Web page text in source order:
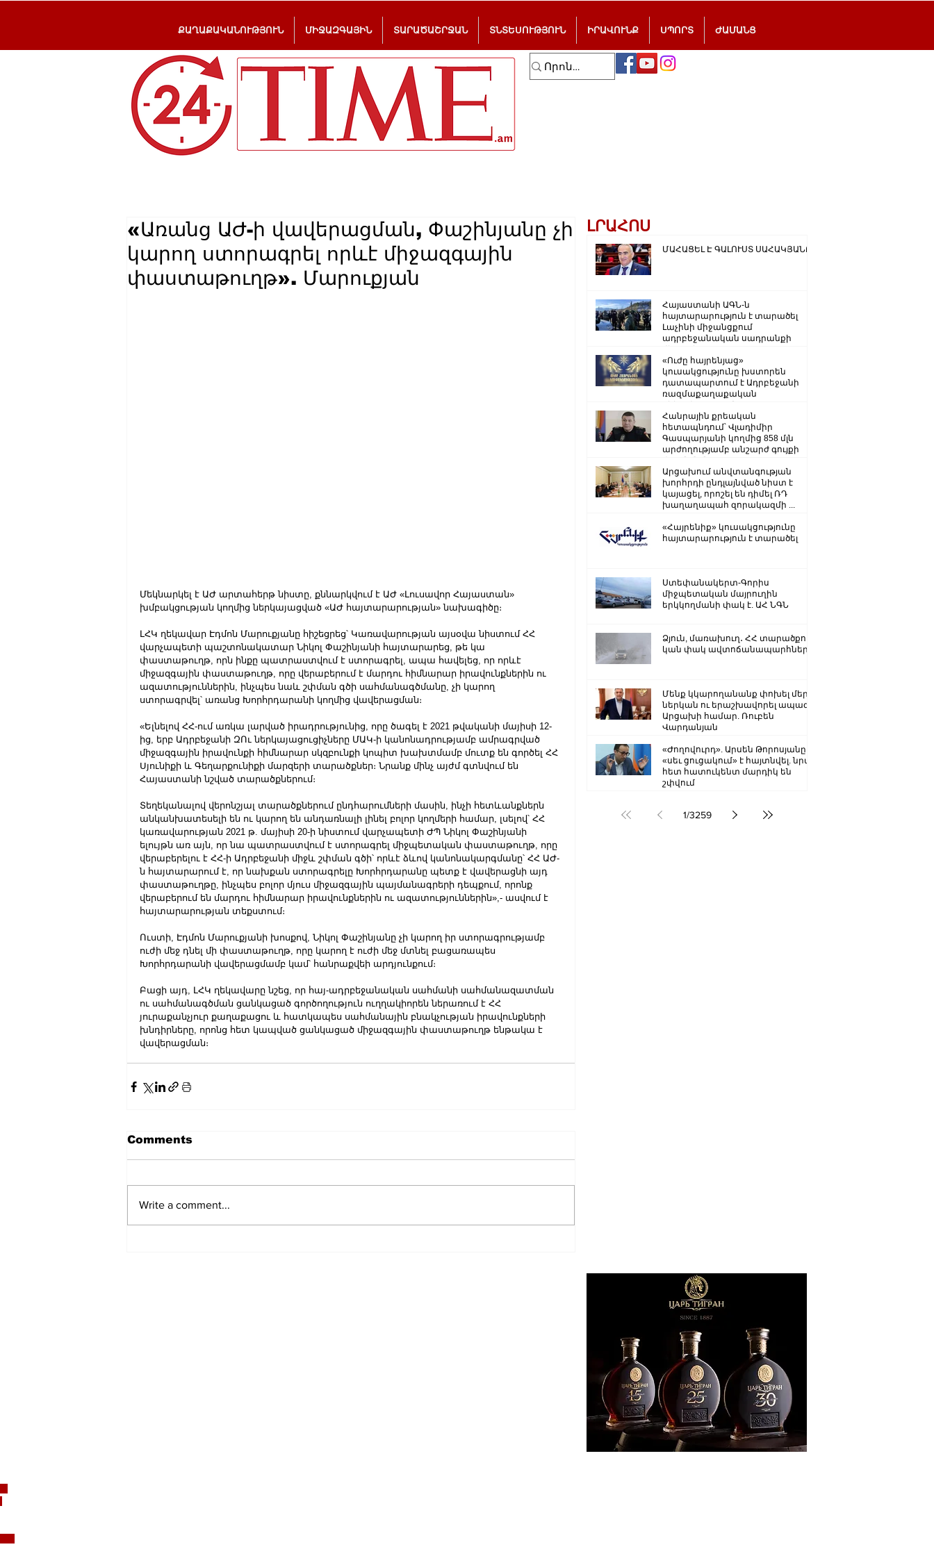
ՔԱՂԱՔԱԿԱՆՈՒԹՅՈՒՆ ՄԻՋԱԶԳԱՅԻՆ ՏԱՐԱԾԱՇՐՋԱՆ ՏՆՏԵՍՈՒԹՅՈՒՆ ԻՐԱՎՈՒՆՔ ՍՊՈՐՏ ԺԱՄԱՆՑ
«Առանց ԱԺ-ի վավերացման, Փաշինյանը չի
կարող ստորագրել որևէ միջազգային
փաստաթուղթ». Մարուքյան
Մեկնարկել է ԱԺ արտահերթ նիստը, քննարկվում է ԱԺ «Լուսավոր Հայաստան»
խմբակցության կողմից ներկայացված «ԱԺ հայտարարության» նախագիծը։
ԼՀԿ ղեկավար Էդմոն Մարուքյանը հիշեցրեց՝ Կառավարության այսօվա նիստում ՀՀ
վարչապետի պաշտոնակատար Նիկոլ Փաշինյանի հայտարարեց, թե կա
փաստաթուղթ, որն ինքը պատրաստվում է ստորագրել, ապա հավելեց, որ որևէ
միջազգային փաստաթուղթ, որը վերաբերում է մարդու հիմնարար իրավունքներին ու
ազատություններին, ինչպես նաև շփման գծի սահմանագծմանը, չի կարող
ստորագրվել՝ առանց Խորհրդարանի կողմից վավերացման։
«Ելնելով ՀՀ-ում առկա լարված իրադրությունից, որը ծագել է 2021 թվականի մայիսի 12-
ից, երբ Ադրբեջանի ԶՈւ ներկայացուցիչները ՄԱԿ-ի կանոնադրությամբ ամրագրված
միջազգային իրավունքի հիմնարար սկզբունքի կոպիտ խախտմամբ մուտք են գործել ՀՀ
Սյունիքի և Գեղարքունիքի մարզերի տարածքներ։ Նրանք մինչ այժմ գտնվում են
Հայաստանի նշված տարածքներում։
Տեղեկանալով վերոնշյալ տարածքներում ընդհարումների մասին, ինչի հետևանքներն
անկանխատեսելի են ու կարող են անդառնալի լինել բոլոր կողմերի համար, լսելով՝ ՀՀ
կառավարության 2021 թ. մայիսի 20-ի նիստում վարչապետի ԺՊ Նիկոլ Փաշինյանի
ելույթն առ այն, որ նա պատրաստվում է ստորագրել միջպետական փաստաթուղթ, որը
վերաբերելու է ՀՀ-ի Ադրբեջանի միջև շփման գծի՝ որևէ ձևով կանոնակարգմանը՝ ՀՀ ԱԺ-
ն հայտարարում է, որ նախքան ստորագրելը Խորհրդարանը պետք է վավերացնի այդ
փաստաթուղթը, ինչպես բոլոր մյուս միջազգային պայմանագրերի դեպքում, որոնք
վերաբերում են մարդու հիմնարար իրավունքներին ու ազատություններին»,- ասվում է
հայտարարության տեքստում։
Ուստի, Էդմոն Մարուքյանի խոսքով, Նիկոլ Փաշինյանը չի կարող իր ստորագրությամբ
ուժի մեջ դնել մի փաստաթուղթ, որը կարող է ուժի մեջ մտնել բացառապես
Խորհրդարանի վավերացմամբ կամ՝ հանրաքվեի արդյունքում։
Բացի այդ, ԼՀԿ ղեկավարը նշեց, որ հայ-ադրբեջանական սահմանի սահմանազատման
ու սահմանագծման ցանկացած գործողություն ուղղակիորեն ներառում է ՀՀ
յուրաքանչյուր քաղաքացու և հատկապես սահմանային բնակչության իրավունքների
խնդիրները, որոնց հետ կապված ցանկացած միջազգային փաստաթուղթ ենթակա է
վավերացման։
Comments
Write a comment...
ԼՐԱՀՈՍ
ՄԱՀԱՑԵԼ Է ԳԱԼՈՒՍՏ ՍԱՀԱԿՅԱՆԸ
Հայաստանի ԱԳՆ-ն
հայտարարություն է տարածել
Լաչինի միջանցքում
ադրբեջանական սադրանքի
«Ուժը հայրենյաց»
կուսակցությունը խստորեն
դատապարտում է Ադրբեջանի
ռազմաքաղաքական
Հանրային քրեական
հետապնդում՝ Վլադիմիր
Գասպարյանի կողմից 858 մլն
արժողությամբ անշարժ գույքի
Արցախում անվտանգության
խորհրդի ընդլայնված նիստ է
կայացել, որոշել են դիմել ՌԴ
խաղաղապահ զորակազմի ...
«Հայրենիք» կուսակցությունը
հայտարարություն է տարածել
Ստեփանակերտ-Գորիս
միջպետական մայրուղին
երկկողմանի փակ է. ԱՀ ՆԳՆ
Ձյուն, մառախուղ․ ՀՀ տարածքում
կան փակ ավտոճանապարհներ
Մենք կկարողանանք փոխել մեր
ներկան ու երաշխավորել ապագա
Արցախի համար. Ռուբեն
Վարդանյան
«Ժողովուրդ». Արսեն Թորոսյանը
«սեւ ցուցակում» է հայտնվել. նրա
հետ հատուկենտ մարդիկ են
շփվում
1/3259